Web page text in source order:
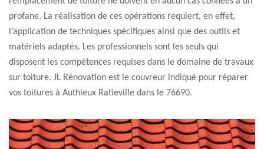
profane. La réalisation de ces opérations requiert, en effet,
l’application de techniques spécifiques ainsi que des outils et
matériels adaptés. Les professionnels sont les seuls qui
disposent les compétences requises dans le domaine de travaux
sur toiture. JL Rénovation est le couvreur indiqué pour réparer
vos toitures à Authieux Ratieville dans le 76690.